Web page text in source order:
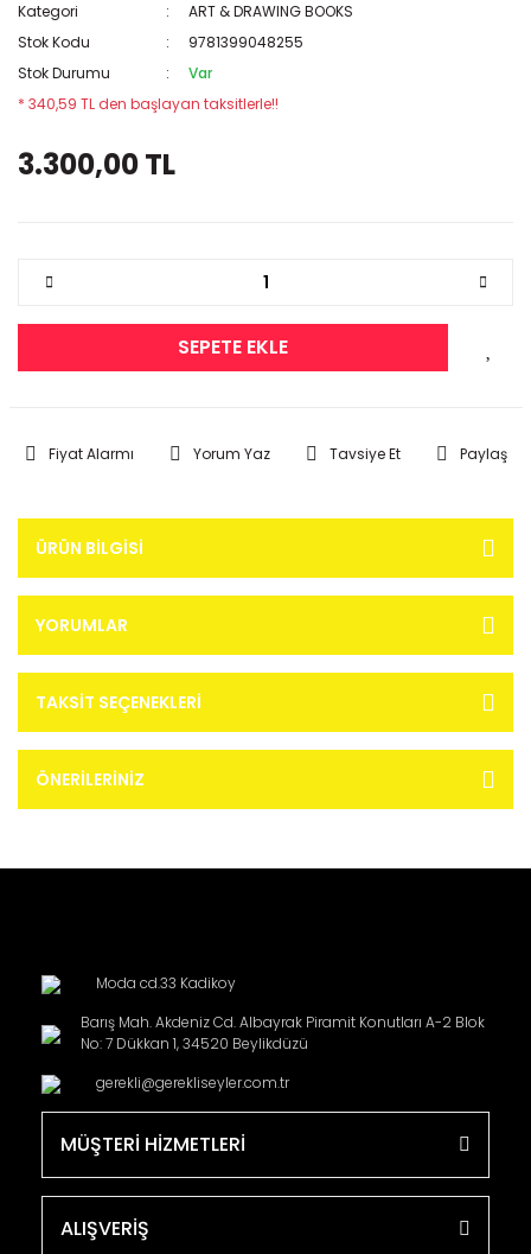
Kategori
ART & DRAWING BOOKS
Stok Kodu
9781399048255
Stok Durumu
Var
* 340,59 TL den başlayan taksitlerle!!
3.300,00 TL
SEPETE EKLE
Fiyat Alarmı Yorum Yaz Tavsiye Et Paylaş
ÜRÜN BILGISI
YORUMLAR
TAKSIT SEÇENEKLERI
ÖNERILERINIZ
Moda cd.33 Kadikoy
Barış Mah. Akdeniz Cd. Albayrak Piramit Konutları A-2 Blok
No: 7 Dükkan 1, 34520 Beylikdüzü
gerekli@gerekliseyler.com.tr
MÜŞTERİ HİZMETLERİ
ALIŞVERİŞ